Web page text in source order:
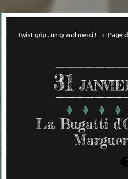
Twist grip...un grand merci ! Page
31
La Bugatti